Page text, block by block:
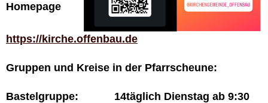
Homepage
https://kirche.offenbau.de
Gruppen und Kreise in der Pfarrscheune:
Bastelgruppe: 14täglich Dienstag ab 9:30